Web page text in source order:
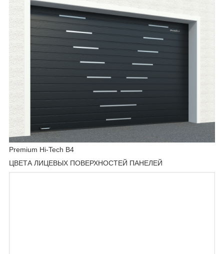
Premium Hi-Tech B4
ЦВЕТА ЛИЦЕВЫХ ПОВЕРХНОСТЕЙ ПАНЕЛЕЙ